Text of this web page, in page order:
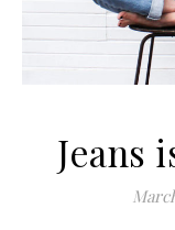
Jeans